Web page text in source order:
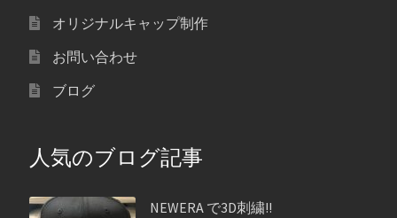
オリジナルキャップ制作
お問い合わせ
ブログ
人気のブログ記事
NEWERA で3D刺繍!!